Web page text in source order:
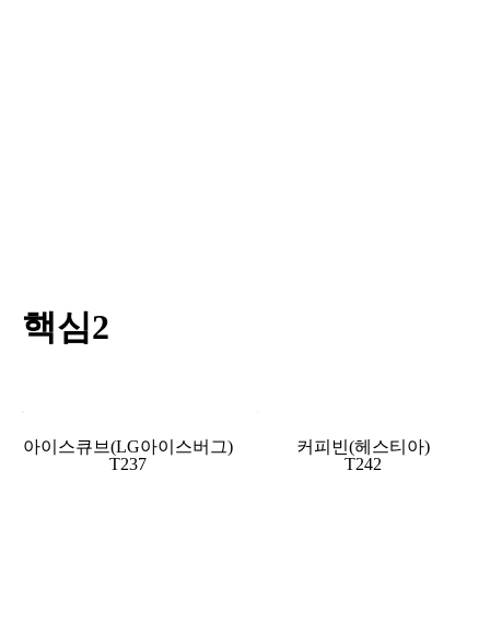
핵심2
아이스큐브(LG아이스버그)
T237
커피빈(헤스티아)
T242